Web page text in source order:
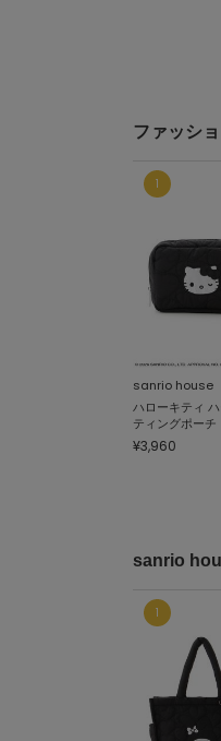
ファッシ
sanrio house
ハローキティ
ティングポーチ
¥3,960
sanrio